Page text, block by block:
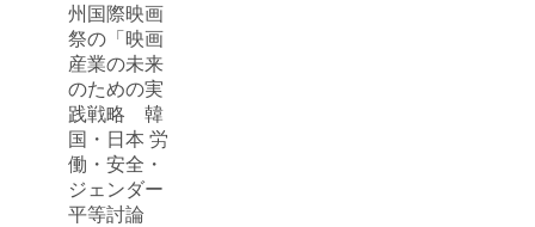
州国際映画
祭の「映画
産業の未来
のための実
践戦略 韓
国・日本 労
働・安全・
ジェンダー
平等討論